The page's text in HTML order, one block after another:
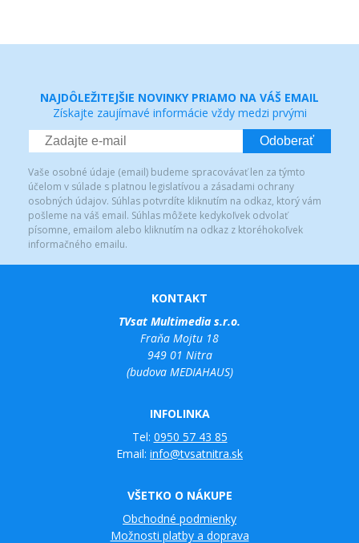
NAJDÔLEŽITEJŠIE NOVINKY PRIAMO NA VÁŠ EMAIL
Získajte zaujímavé informácie vždy medzi prvými
Odoberať
Vaše osobné údaje (email) budeme spracovávať len za týmto
účelom v súlade s platnou legislatívou a zásadami ochrany
osobných údajov. Súhlas potvrdíte kliknutím na odkaz, ktorý vám
pošleme na váš email. Súhlas môžete kedykoľvek odvolať
písomne, emailom alebo kliknutím na odkaz z ktoréhokoľvek
informačného emailu.
KONTAKT
TVsat Multimedia s.r.o.
Fraňa Mojtu 18
949 01 Nitra
(budova MEDIAHAUS)
INFOLINKA
Tel: 0950 57 43 85
Email: info@tvsatnitra.sk
VŠETKO O NÁKUPE
Obchodné podmienky
Možnosti platby a doprava